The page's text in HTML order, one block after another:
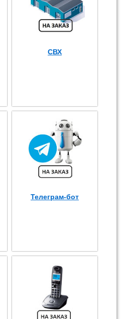
СВХ
Телеграм-бот